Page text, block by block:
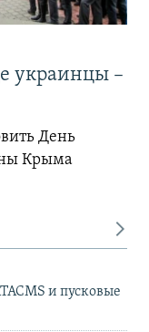
украинцы –
День
Крыма
и пусковые